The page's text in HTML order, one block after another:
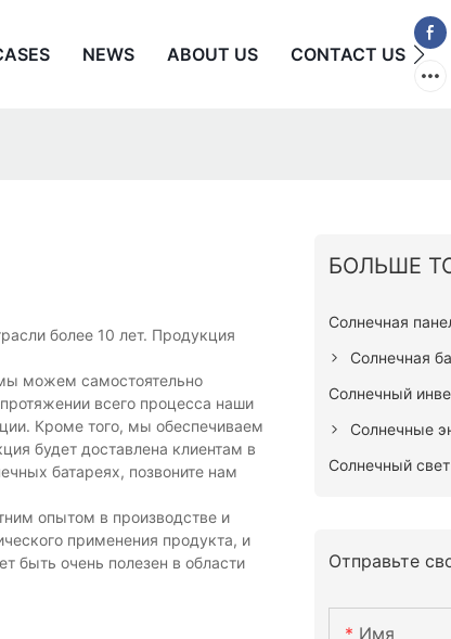
NEWS ABOUT US CONTACT US
более 10 лет. Продукция
можем самостоятельно
всего процесса наши
Кроме того, мы обеспечиваем
будет доставлена ​​клиентам в
батареях, позвоните нам
опытом в производстве и
применения продукта, и
быть очень полезен в области
БОЛЬШЕ
Солнечная
Солнечная
Солнечный
Солнечные
Солнечный свет
Отправьте
Имя